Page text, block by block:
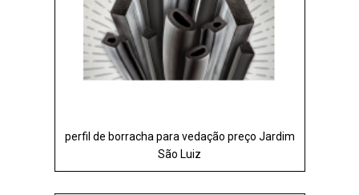
perfil de borracha para vedação preço Jardim
São Luiz